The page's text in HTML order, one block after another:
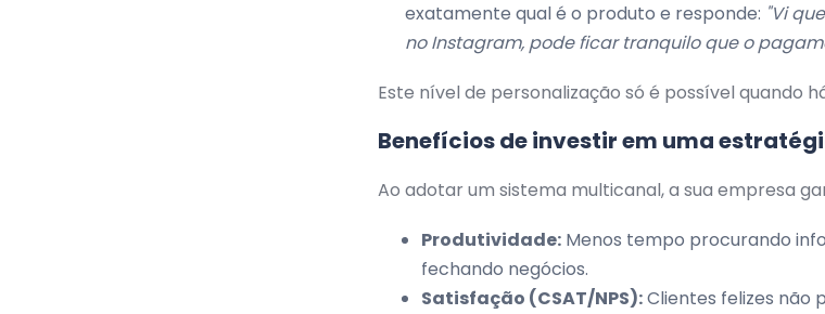
exatamente qual é o produto e responde: "Vi
no Instagram, pode ficar tranquilo que o
Este nível de personalização só é possível quando
Benefícios de investir em uma
Ao adotar um sistema multicanal, a sua empresa
Produtividade: Menos tempo procurando
fechando negócios.
Satisfação (CSAT/NPS):Clientes felizes não